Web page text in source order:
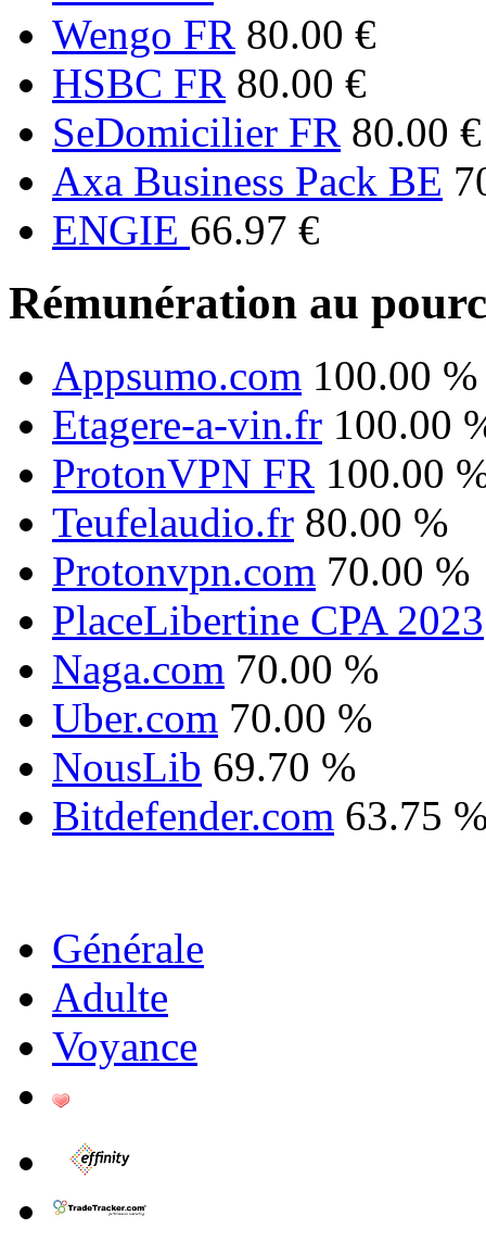
Wengo FR 80.00 €
HSBC FR 80.00 €
SeDomicilier FR 80.00 €
Axa Business Pack BE
ENGIE 66.97 €
Rémunération au
Appsumo.com 100.00 %
Etagere-a-vin.fr 100.00
ProtonVPN FR 100.00
Teufelaudio.fr 80.00 %
Protonvpn.com 70.00 %
PlaceLibertine CPA 2023
Naga.com 70.00 %
Uber.com 70.00 %
NousLib 69.70 %
Bitdefender.com 63.75
Générale
Adulte
Voyance